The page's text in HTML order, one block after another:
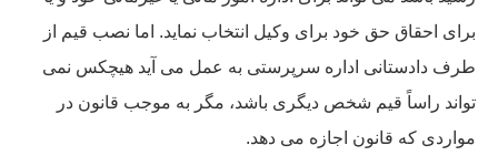
برای احقاق حق خود برای وکیل انتخاب نماید. اما نصب قیم از
طرف دادستانی اداره سرپرستی به عمل می آید هیچکس نمی
تواند راساً قیم شخص دیگری باشد، مگر به موجب قانون در
مواردی که قانون اجازه می دهد.